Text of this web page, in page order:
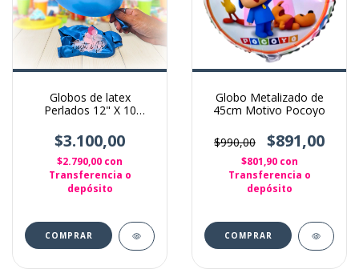
Globos de latex
Perlados 12" X 10
$3.100,00
$2.790,00 con
Transferencia o
depósito
Globo Metalizado de
45cm Motivo Pocoyo
$990,00 $891,00
$801,90 con
Transferencia o
depósito